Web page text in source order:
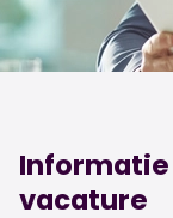
vacature